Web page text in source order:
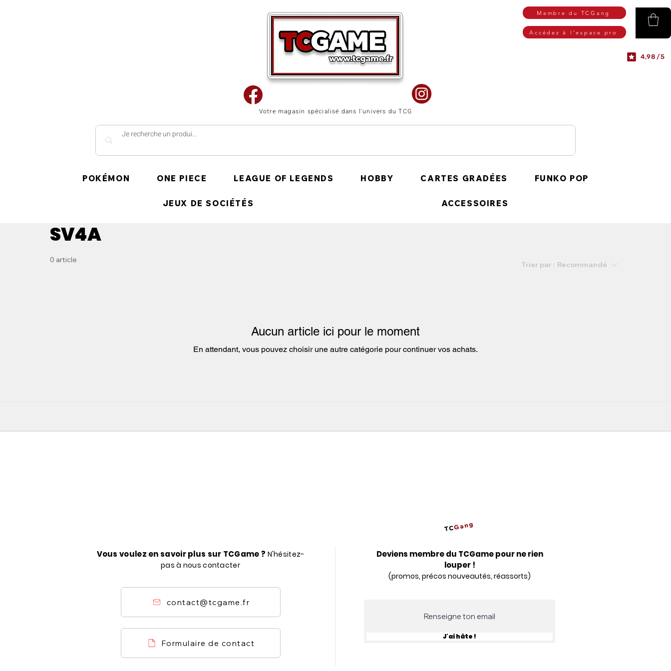
Membre du TCGang
Accédez à l'espace pro
4,98/5
Votre magasin spécialisé dans l'univers du TCG
POKÉMON ONE PIECE LEAGUE OF LEGENDS HOBBY CARTES GRADÉES FUNKO POP
JEUX DE SOCIÉTÉS ACCESSOIRES
SV4A
0 article
Trier par : Recommandé
Aucun article ici pour le moment
En attendant, vous pouvez choisir une autre catégorie pour continuer vos achats.
TCGang
Vous voulez en savoir plus sur TCGame ? N'hésitez-
pas à nous contacter
contact@tcgame.fr
Formulaire de contact
Deviens membre du TCGame pour ne rien
louper !
(promos, précos nouveautés, réassorts)
J'ai hâte !